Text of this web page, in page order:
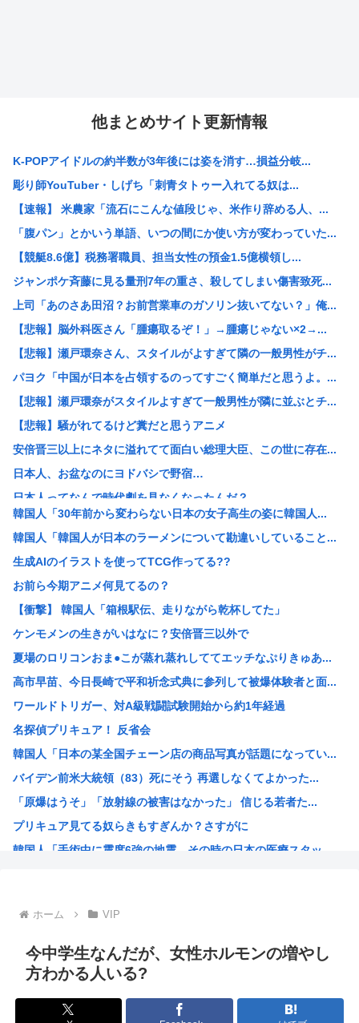
他まとめサイト更新情報
K-POPアイドルの約半数が3年後には姿を消す…損益分岐...
彫り師YouTuber・しげち「刺青タトゥー入れてる奴は...
【速報】 米農家「流石にこんな値段じゃ、米作り辞める人、...
「腹パン」とかいう単語、いつの間にか使い方が変わっていた...
【競艇8.6億】税務署職員、担当女性の預金1.5億横領し...
ジャンポケ斉藤に見る量刑7年の重さ、殺してしまい傷害致死...
上司「あのさあ田沼？お前営業車のガソリン抜いてない？」俺...
【悲報】脳外科医さん「腫瘍取るぞ！」→腫瘍じゃない×2→...
【悲報】瀬戸環奈さん、スタイルがよすぎて隣の一般男性がチ...
パヨク「中国が日本を占領するのってすごく簡単だと思うよ。...
【悲報】瀬戸環奈がスタイルよすぎて一般男性が隣に並ぶとチ...
【悲報】騒がれてるけど糞だと思うアニメ
安倍晋三以上にネタに溢れてて面白い総理大臣、この世に存在...
日本人、お盆なのにヨドバシで野宿…
日本人ってなんで時代劇を見なくなったんだ？
「原爆はうそ」「放射線の被害はなかった」 信じる若者た...
高市早苗「食料自給率を限りなく100%に近づけていく」→...
【給与相談】これって待遇いいですか？
【悲報】 中国、橋の欄干が強風一発で粉々に 鉄筋ゼロ 当...
【画像】高市早苗、広島平和記念式典当日の被爆者との面会を...
呼び名は100種類以上 「御座候」「回転焼き」「暫」…あ...
オタク「オタクは経済を回す！アニメグッズに3万使っちゃお...
中国「大豪雨！」三峡ダム「基礎部分破損」中国「全力放流！...
【衝撃】かーちゃん「軽油満タンで！！」ガソスタ兄ちゃん「...
【朗報】お前らの有益なチャッピー（ChatGPT）の使い...
【悲報】お前らの有益なチャッピー(chatGPT)の使い...
【悲報】ラグビー日本代表、オーストラリアに逆転負け…歴史...
【池袋事故】飯塚幸三、米寿（88歳）の誕生日に「晴れて米...
「原爆投下シーン」がある映画ってある？
韓国人「30年前から変わらない日本の女子高生の姿に韓国人...
韓国人「韓国人が日本のラーメンについて勘違いしていること...
生成AIのイラストを使ってTCG作ってる??
お前ら今期アニメ何見てるの？
【衝撃】 韓国人「箱根駅伝、走りながら乾杯してた」
ケンモメンの生きがいはなに？安倍晋三以外で
夏場のロリコンおま●こが蒸れ蒸れしててエッチなぷりきゅあ...
高市早苗、今日長崎で平和祈念式典に参列して被爆体験者と面...
ワールドトリガー、対A級戦闘試験開始から約1年経過
名探偵プリキュア！ 反省会
韓国人「日本の某全国チェーン店の商品写真が話題になってい...
バイデン前米大統領（83）死にそう 再選しなくてよかった...
「原爆はうそ」「放射線の被害はなかった」 信じる若者た...
プリキュア見てる奴らきもすぎんか？さすがに
韓国人「手術中に震度6強の地震、その時の日本の医療スタッ...
【衝撃】映画鬼滅の刃の興行収入、407.5億円wwwww...
高市早苗、今週は熊本行ったり広島行ったり大忙しだったので...
海外「凄すぎる！」折り紙と並ぶあの日本の偉大な発明に海外...
「教職員の働き方改革は大事だが」吉村知事が危機感 学力テ...
ホーム VIP
今中学生なんだが、女性ホルモンの増やし
方わかる人いる?